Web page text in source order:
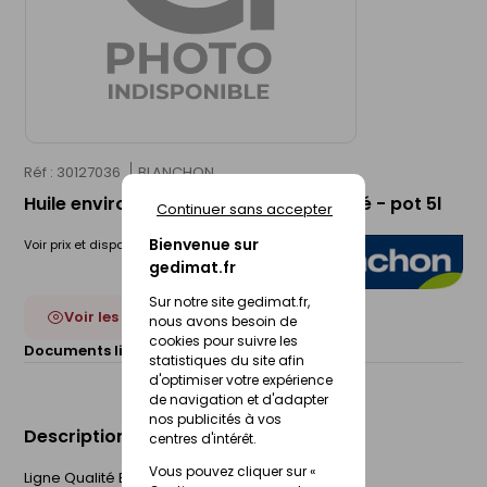
Bienvenue sur
gedimat.fr
Sur notre site gedimat.fr,
nous avons besoin de
cookies pour suivre les
statistiques du site afin
d'optimiser votre expérience
de navigation et d'adapter
nos publicités à vos
centres d'intérêt.
Vous pouvez cliquer sur «
Continuer sans accepter
Réf : 30127036 BLANCHON
Huile environnement biosourcée satiné - pot 5l
Voir prix et disponibilité en magasin
Voir les 14 déclinaisons
Documents liés :
Fiche technique
Description du produit
Ligne Qualité Environnement Blanchon conjugue